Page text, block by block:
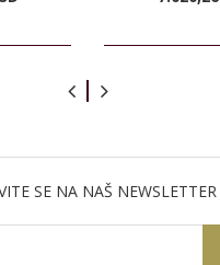
SE NA NAŠ NEWSLETTER